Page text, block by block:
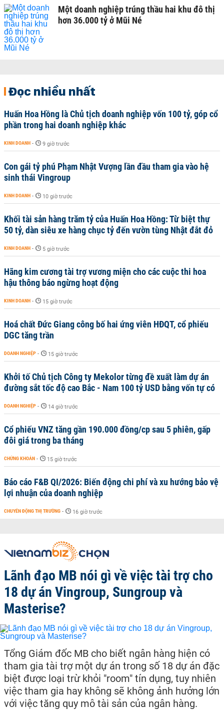
Một doanh nghiệp trúng thầu hai khu đô thị
hơn 36.000 tỷ ở Mũi Né
Đọc nhiều nhất
Huấn Hoa Hồng là Chủ tịch doanh nghiệp vốn 100 tỷ, góp cổ
phần trong hai doanh nghiệp khác
KINH DOANH - 9 giờ trước
Con gái tỷ phú Phạm Nhật Vượng lần đầu tham gia vào hệ
sinh thái Vingroup
KINH DOANH - 10 giờ trước
Khối tài sản hàng trăm tỷ của Huấn Hoa Hồng: Từ biệt thự
50 tỷ, dàn siêu xe hàng chục tỷ đến vườn tùng Nhật đắt đỏ
KINH DOANH - 5 giờ trước
Hãng kim cương tài trợ vương miện cho các cuộc thi hoa
hậu thông báo ngừng hoạt động
KINH DOANH - 15 giờ trước
Hoá chất Đức Giang công bố hai ứng viên HĐQT, cổ phiếu
DGC tăng trần
DOANH NGHIỆP - 15 giờ trước
Khởi tố Chủ tịch Công ty Mekolor từng đề xuất làm dự án
đường sắt tốc độ cao Bắc - Nam 100 tỷ USD bằng vốn tự có
DOANH NGHIỆP - 14 giờ trước
Cổ phiếu VNZ tăng gần 190.000 đồng/cp sau 5 phiên, gấp
đôi giá trong ba tháng
CHỨNG KHOÁN - 15 giờ trước
Báo cáo F&B QI/2026: Biến động chi phí và xu hướng bảo vệ
lợi nhuận của doanh nghiệp
CHUYỂN ĐỘNG THỊ TRƯỜNG - 16 giờ trước
Lãnh đạo MB nói gì về việc tài trợ cho
18 dự án Vingroup, Sungroup và
Masterise?
Tổng Giám đốc MB cho biết ngân hàng hiện có
tham gia tài trợ một dự án trong số 18 dự án đặc
biệt được loại trừ khỏi "room" tín dụng, tuy nhiên
việc tham gia hay không sẽ không ảnh hưởng lớn
với việc tăng quy mô tài sản của ngân hàng.